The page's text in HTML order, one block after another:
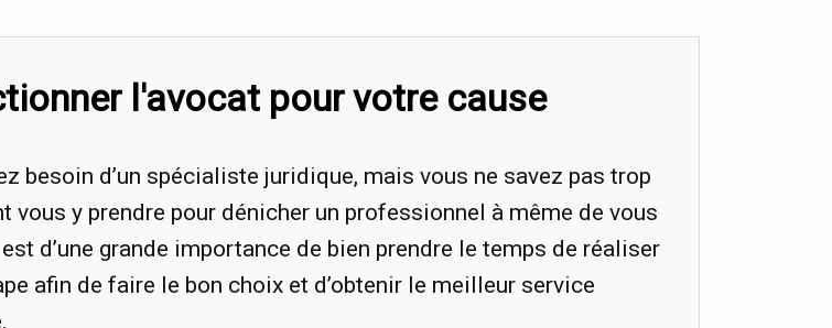
l'avocat pour votre cause
besoin d’un spécialiste juridique, mais vous ne savez pas trop
vous y prendre pour dénicher un professionnel à même de vous
d’une grande importance de bien prendre le temps de réaliser
afin de faire le bon choix et d’obtenir le meilleur service